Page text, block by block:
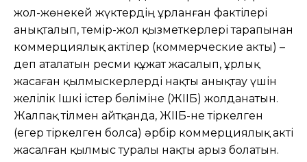
жол-жөнекей жүктердің ұрланған фактілері
анықталып, темір-жол қызметкерлері тарапынан
коммерциялық актілер (коммерческие акты) –
деп аталатын ресми құжат жасалып, ұрлық
жасаған қылмыскерлерді нақты анықтау үшін
желілік Ішкі істер бөліміне (ЖІІБ) жолданатын.
Жалпақ тілмен айтқанда, ЖІІБ-не тіркелген
(егер тіркелген болса) әрбір коммерциялық акті
жасалған қылмыс туралы нақты арыз болатын.